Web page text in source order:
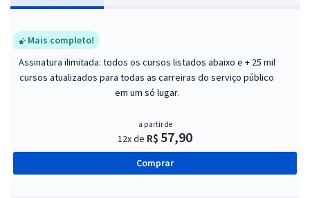
Mais completo!
Assinatura ilimitada: todos os cursos listados abaixo e + 25 mil
cursos atualizados para todas as carreiras do serviço público
em um só lugar.
a partir de
12x de R$ 57,90
Comprar